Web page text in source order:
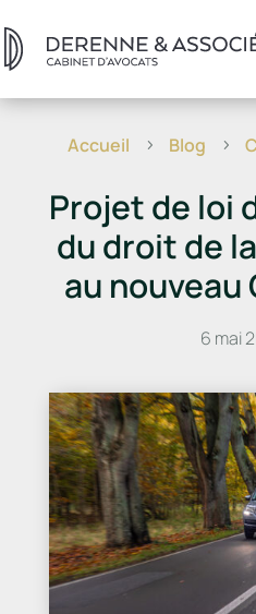
Accueil 5 Blog 5
Projet de loi
du droit de
au nouveau
6 mai